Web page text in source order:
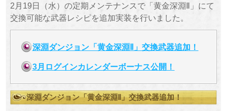
2月19日（水）の定期メンテナンスで「黄金深淵Ⅱ」にて
交換可能な武器レシピを追加実装を行いました。
深淵ダンジョン「黄金深淵Ⅱ」交換武器追加！
3月ログインカレンダーボーナス公開！
深淵ダンジョン「黄金深淵Ⅱ」交換武器追加！